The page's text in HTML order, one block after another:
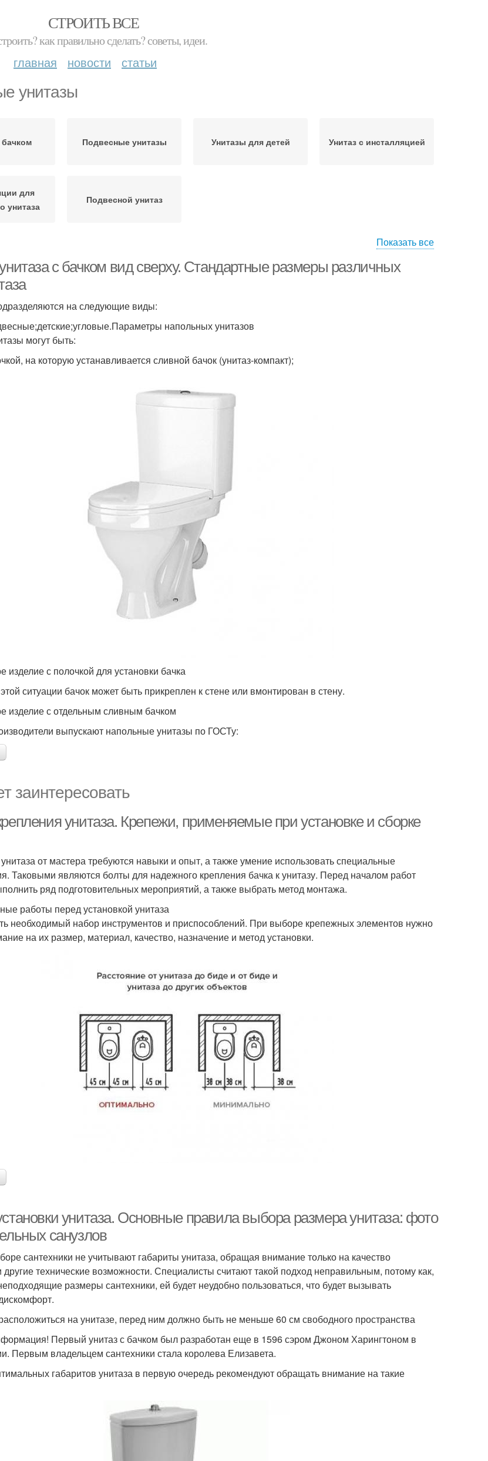
СТРОИТЬ ВСЕ
как правильно сделать? советы, идеи.
главная новости статьи
унитазы
бачком Подвесные унитазы Унитазы для детей Унитаз с инсталляцией
для
унитаза
Подвесной унитаз
Показать все
с бачком вид сверху. Стандартные размеры различных
на следующие виды:
напольных унитазов
могут быть:
на которую устанавливается сливной бачок (унитаз-компакт);
изделие с полочкой для установки бачка
ситуации бачок может быть прикреплен к стене или вмонтирован в стену.
изделие с отдельным сливным бачком
выпускают напольные унитазы по ГОСТу:
заинтересовать
унитаза. Крепежи, применяемые при установке и сборке
от мастера требуются навыки и опыт, а также умение использовать специальные
Таковыми являются болты для надежного крепления бачка к унитазу. Перед началом работ
ряд подготовительных мероприятий, а также выбрать метод монтажа.
работы перед установкой унитаза
необходимый набор инструментов и приспособлений. При выборе крепежных элементов нужно
на их размер, материал, качество, назначение и метод установки.
унитаза. Основные правила выбора размера унитаза: фото
санузлов
сантехники не учитывают габариты унитаза, обращая внимание только на качество
другие технические возможности. Специалисты считают такой подход неправильным, потому как,
размеры сантехники, ей будет неудобно пользоваться, что будет вызывать
на унитазе, перед ним должно быть не меньше 60 см свободного пространства
Первый унитаз с бачком был разработан еще в 1596 сэром Джоном Харингтоном в
Первым владельцем сантехники стала королева Елизавета.
габаритов унитаза в первую очередь рекомендуют обращать внимание на такие